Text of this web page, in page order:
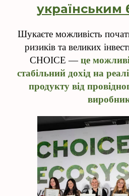
українським
Шукаєте можливість
ризиків та великих
CHOICE —це
стабільний дохід на
продукту від